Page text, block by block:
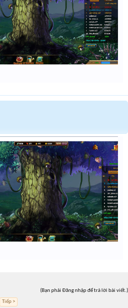
(Bạn phải Đăng nhập để trả lời bài viết.)
Tiếp >